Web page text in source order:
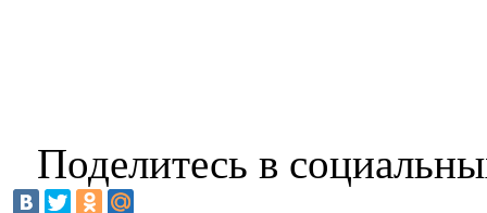
Поделитесь в